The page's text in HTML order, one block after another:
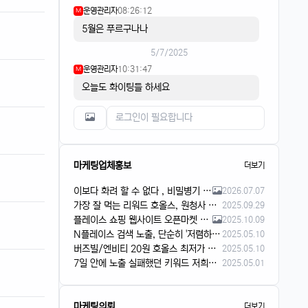
M 운영관리자08:26:12
5월은 푸르구나나
5/7/2025
M 운영관리자10:31:47
오늘도 화이팅들 하세요
마케팅업체홍보 더보기
이보다 화려 할 수 없다 , 비밀병기 장착 리워드 2026.07.07
가장 잘 먹는 리워드 호올스, 원청사 가격으로 진행해요! 2025.09.29
플레이스 쇼핑 웹사이트 오픈마켓 슬롯 리워드 입니다 2025.10.09
N플레이스 검색 노출, 단순히 '저렴하게'만 하시겠어요? 2025.05.10
버즈빌/엔비티 20원 호올스 최저가 문의주세요 2025.05.10
7일 안에 노출 실패했던 키워드 저희가 해결합니다 2025.05.01